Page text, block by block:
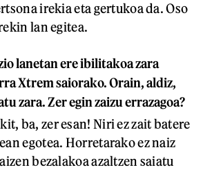
irekia eta gertukoa da. Oso
lan egitea.
lanetan ere ibilitakoa zara
Xtrem saiorako. Orain, aldiz,
zara. Zer egin zaizu errazagoa?
ba, zer esan! Niri ez zait batere
egotea. Horretarako ez naiz
bezalakoa azaltzen saiatu